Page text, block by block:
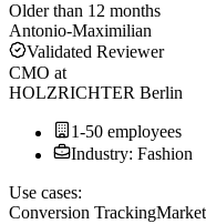
Older than 12 months
Antonio-Maximilian
Validated Reviewer
CMO at
HOLZRICHTER Berlin
1-50 employees
Industry: Fashion
Use cases:
Conversion Tracking